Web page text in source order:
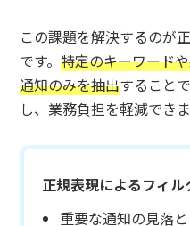
この課題を解決するのが
です。特定のキーワード
通知のみを抽出すること
し、業務負担を軽減できま
正規表現によるフィ
重要な通知の見落